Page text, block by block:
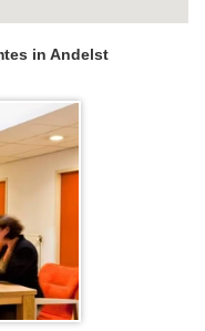
in Andelst